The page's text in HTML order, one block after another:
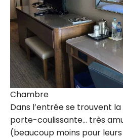
Chambre
Dans l’entrée se trouvent
porte-coulissante… très
(beaucoup moins pour